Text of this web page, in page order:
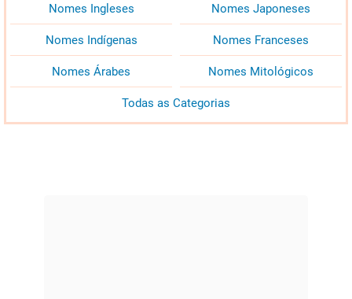
Nomes Ingleses Nomes Japoneses
Nomes Indígenas Nomes Franceses
Nomes Árabes Nomes Mitológicos
Todas as Categorias